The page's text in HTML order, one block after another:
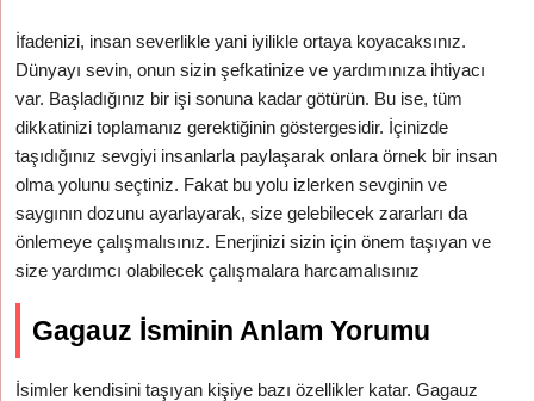
İfadenizi, insan severlikle yani iyilikle ortaya koyacaksınız.
Dünyayı sevin, onun sizin şefkatinize ve yardımınıza ihtiyacı
var. Başladığınız bir işi sonuna kadar götürün. Bu ise, tüm
dikkatinizi toplamanız gerektiğinin göstergesidir. İçinizde
taşıdığınız sevgiyi insanlarla paylaşarak onlara örnek bir insan
olma yolunu seçtiniz. Fakat bu yolu izlerken sevginin ve
saygının dozunu ayarlayarak, size gelebilecek zararları da
önlemeye çalışmalısınız. Enerjinizi sizin için önem taşıyan ve
size yardımcı olabilecek çalışmalara harcamalısınız
Gagauz İsminin Anlam Yorumu
İsimler kendisini taşıyan kişiye bazı özellikler katar. Gagauz